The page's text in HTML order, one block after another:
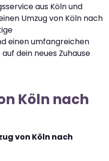
aus Köln und
Umzug von Köln nach
einen umfangreichen
dein neues Zuhause
Köln nach
von Köln nach